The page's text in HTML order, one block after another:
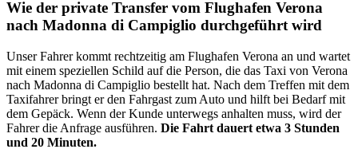
Wie der private Transfer vom Flughafen Verona
nach Madonna di Campiglio durchgeführt wird
Unser Fahrer kommt rechtzeitig am Flughafen Verona an und wartet
mit einem speziellen Schild auf die Person, die das Taxi von Verona
nach Madonna di Campiglio bestellt hat. Nach dem Treffen mit dem
Taxifahrer bringt er den Fahrgast zum Auto und hilft bei Bedarf mit
dem Gepäck. Wenn der Kunde unterwegs anhalten muss, wird der
Fahrer die Anfrage ausführen. Die Fahrt dauert etwa 3 Stunden
und 20 Minuten.